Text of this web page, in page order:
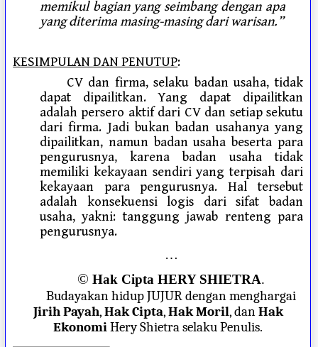
memikul bagian yang seimbang dengan apa
yang diterima masing-masing dari warisan.”
KESIMPULAN DAN PENUTUP:
CV dan firma, selaku badan usaha, tidak
dapat dipailitkan. Yang dapat dipailitkan
adalah persero aktif dari CV dan setiap sekutu
dari firma. Jadi bukan badan usahanya yang
dipailitkan, namun badan usaha beserta para
pengurusnya, karena badan usaha tidak
memiliki kekayaan sendiri yang terpisah dari
kekayaan para pengurusnya. Hal tersebut
adalah konsekuensi logis dari sifat badan
usaha, yakni: tanggung jawab renteng para
pengurusnya.
…
©Hak Cipta HERY SHIETRA.
Budayakan hidup JUJUR dengan menghargai
Jirih Payah,Hak Cipta,Hak Moril, danHak
EkonomiHery Shietra selaku Penulis.